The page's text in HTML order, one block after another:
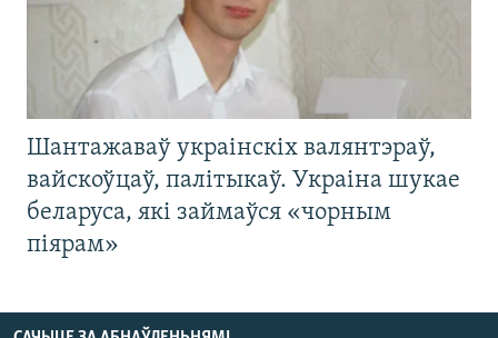
Шантажаваў украінскіх валянтэраў,
вайскоўцаў, палітыкаў. Украіна шукае
беларуса, які займаўся «чорным
піярам»